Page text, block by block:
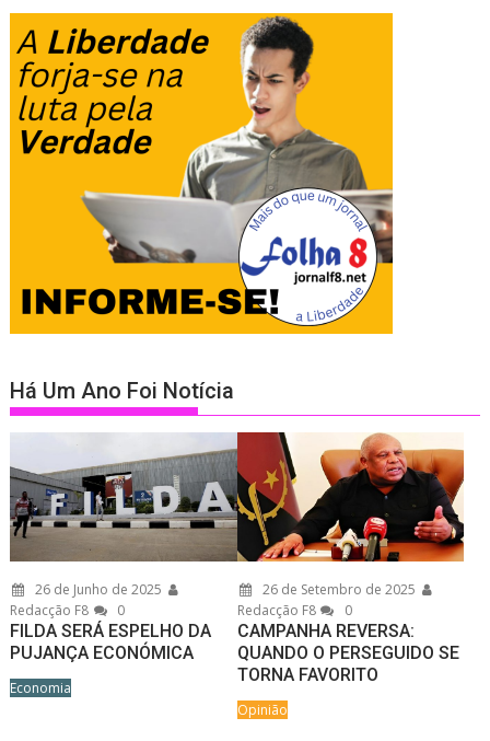
Há Um Ano Foi Notícia
26 de Junho de 2025
Redacção F8
0
FILDA SERÁ ESPELHO DA
PUJANÇA ECONÓMICA
Economia
26 de Setembro de 2025
Redacção F8
0
CAMPANHA REVERSA:
QUANDO O PERSEGUIDO SE
TORNA FAVORITO
Opinião